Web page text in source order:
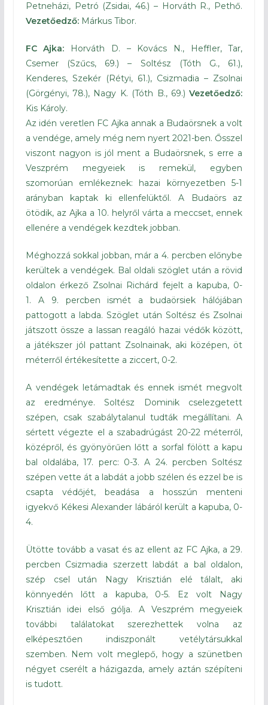
Petneházi, Petró (Zsidai, 46.) – Horváth R., Pethő.
Vezetőedző:Márkus Tibor.
FC Ajka: Horváth D. – Kovács N., Heffler, Tar,
Csemer (Szűcs, 69.) – Soltész (Tóth G., 61.),
Kenderes, Szekér (Rétyi, 61.), Csizmadia – Zsolnai
(Görgényi, 78.), Nagy K. (Tóth B., 69.)Vezetőedző:
Kis Károly.
Az idén veretlen FC Ajka annak a Budaörsnek a volt
a vendége, amely még nem nyert 2021-ben. Ősszel
viszont nagyon is jól ment a Budaörsnek, s erre a
Veszprém megyeiek is remekül, egyben
szomorúan emlékeznek: hazai környezetben 5-1
arányban kaptak ki ellenfelüktől. A Budaörs az
ötödik, az Ajka a 10. helyről várta a meccset, ennek
ellenére a vendégek kezdtek jobban.
Méghozzá sokkal jobban, már a 4. percben előnybe
kerültek a vendégek. Bal oldali szöglet után a rövid
oldalon érkező Zsolnai Richárd fejelt a kapuba, 0-
1. A 9. percben ismét a budaörsiek hálójában
pattogott a labda. Szöglet után Soltész és Zsolnai
játszott össze a lassan reagáló hazai védők között,
a játékszer jól pattant Zsolnainak, aki középen, öt
méterről értékesítette a ziccert, 0-2.
A vendégek letámadtak és ennek ismét megvolt
az eredménye. Soltész Dominik cselezgetett
szépen, csak szabálytalanul tudták megállítani. A
sértett végezte el a szabadrúgást 20-22 méterről,
középről, és gyönyörűen lőtt a sorfal fölött a kapu
bal oldalába, 17. perc: 0-3. A 24. percben Soltész
szépen vette át a labdát a jobb szélen és ezzel be is
csapta védőjét, beadása a hosszún menteni
igyekvő Kékesi Alexander lábáról került a kapuba, 0-
4.
Ütötte tovább a vasat és az ellent az FC Ajka, a 29.
percben Csizmadia szerzett labdát a bal oldalon,
szép csel után Nagy Krisztián elé tálalt, aki
könnyedén lőtt a kapuba, 0-5. Ez volt Nagy
Krisztián idei első gólja. A Veszprém megyeiek
további találatokat szerezhettek volna az
elképesztően indiszponált vetélytársukkal
szemben. Nem volt meglepő, hogy a szünetben
négyet cserélt a házigazda, amely aztán szépíteni
is tudott.